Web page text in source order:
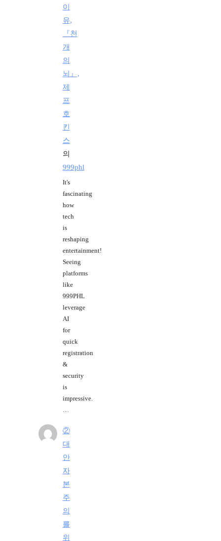
이
유,
『천
개
의
뇌』,
제
프
호
킨
스
의
999phl
It's
fascinating
how
tech
is
reshaping
entertainment!
Seeing
platforms
like
999PHL
leverage
AI
for
quick
registration
&
security
is
impressive.
②
대
안
자
본
주
의
를
위